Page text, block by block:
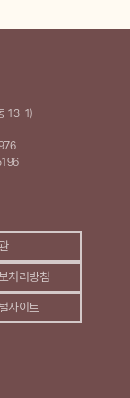
처리방침
사이트
13-1)